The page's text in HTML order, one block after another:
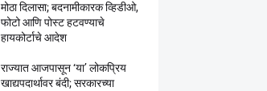
मोठा दिलासा; बदनामीकारक व्हिडीओ,
फोटो आणि पोस्ट हटवण्याचे
हायकोर्टाचे आदेश
राज्यात आजपासून ‘या’ लोकप्रिय
खाद्यपदार्थावर बंदी; सरकारच्या